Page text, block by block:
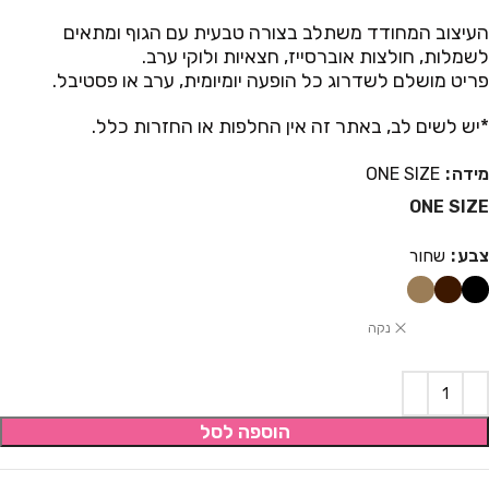
העיצוב המחודד משתלב בצורה טבעית עם הגוף ומתאים
לשמלות, חולצות אוברסייז, חצאיות ולוקי ערב.
פריט מושלם לשדרוג כל הופעה יומיומית, ערב או פסטיבל.
*יש לשים לב, באתר זה אין החלפות או החזרות כלל.
מידה
ONE SIZE
ONE SIZE
צבע שחור
נקה
הוספה לסל